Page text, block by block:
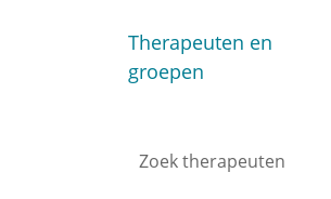
Therapeuten en
groepen
Zoek therapeuten